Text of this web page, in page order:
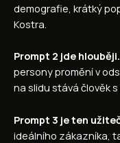
demografie, krátký
Kostra.
Prompt 2 jde hlouběji.
persony promění v
na slidu stává člověk
Prompt 3 je ten
ideálního zákazníka,